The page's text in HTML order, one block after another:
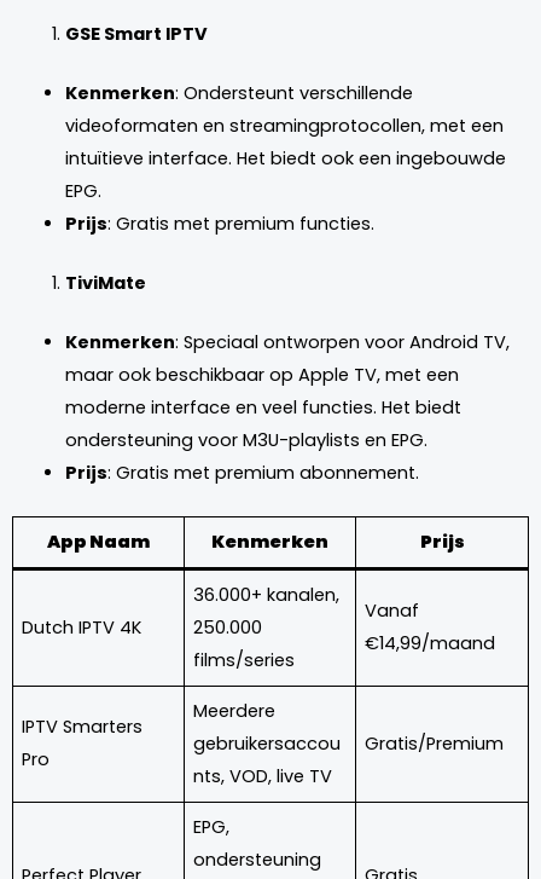
GSE Smart IPTV
Kenmerken: Ondersteunt verschillende
videoformaten en streamingprotocollen, met een
intuïtieve interface. Het biedt ook een ingebouwde
EPG.
Prijs: Gratis met premium functies.
TiviMate
Kenmerken: Speciaal ontworpen voor Android TV,
maar ook beschikbaar op Apple TV, met een
moderne interface en veel functies. Het biedt
ondersteuning voor M3U-playlists en EPG.
Prijs: Gratis met premium abonnement.
App Naam Kenmerken Prijs
Dutch IPTV 4K
36.000+ kanalen,
250.000
films/series
Vanaf
€14,99/maand
IPTV Smarters
Pro
Meerdere
gebruikersaccou
nts, VOD, live TV
Gratis/Premium
EPG,
ondersteuning